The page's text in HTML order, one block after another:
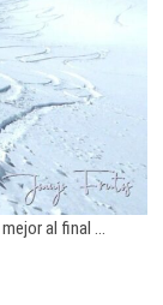
al final …